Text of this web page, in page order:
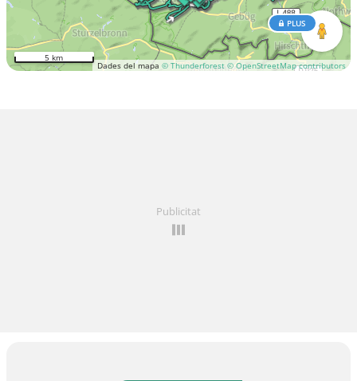
Dades del mapa © Thunderforest © OpenStreetMap contributors
PLUS
5 km
Publicitat